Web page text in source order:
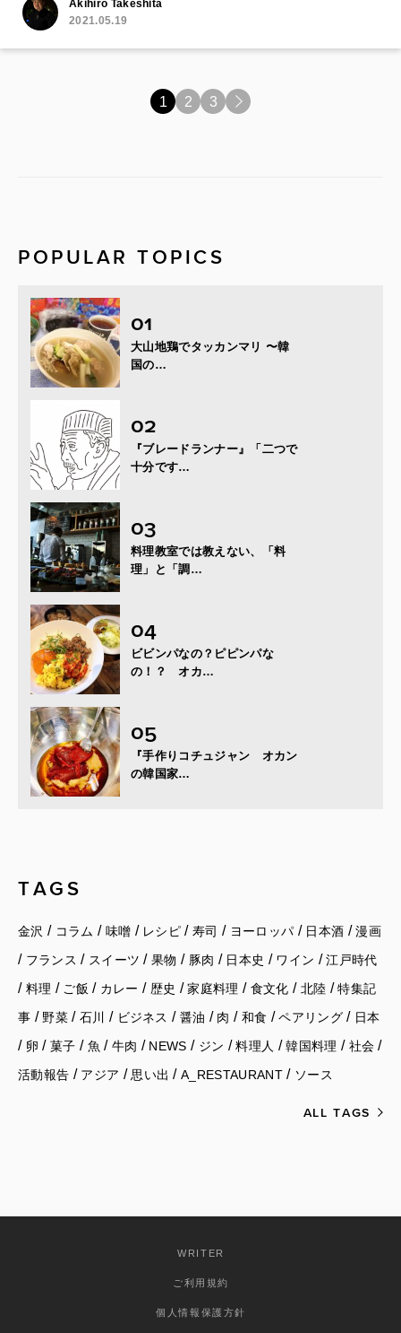
Akihiro Takeshita
2021.05.19
1 2 3 >
POPULAR TOPICS
大山地鶏でタッカンマリ 〜韓
国の…
『ブレードランナー』「二つで
十分です…
料理教室では教えない、「料
理」と「調…
ビビンパなの？ピピンパな
の！？ オカ…
『手作りコチュジャン オカン
の韓国家…
TAGS
金沢 / コラム / 味噌 / レシピ /寿司 / ヨーロッパ / 日本酒 /漫画
/ フランス / スイーツ /果物 / 豚肉 / 日本史 / ワイン /江戸時代
/ 料理 / ご飯 / カレー / 歴史 /家庭料理 / 食文化 / 北陸 /特集記
事 / 野菜/ 石川 / ビジネス / 醤油 / 肉 / 和食 /ペアリング/ 日本
/ 卵 / 菓子 / 魚 / 牛肉 / NEWS / ジン /料理人 /韓国料理 / 社会 /
活動報告 / アジア /思い出 /A_RESTAURANT/ ソース
ALL TAGS
WRITER
ご利用規約
個人情報保護方針